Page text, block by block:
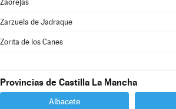
Zaorejas
Zarzuela de Jadraque
Zorita de los Canes
Provincias de Castilla La Mancha
Albacete